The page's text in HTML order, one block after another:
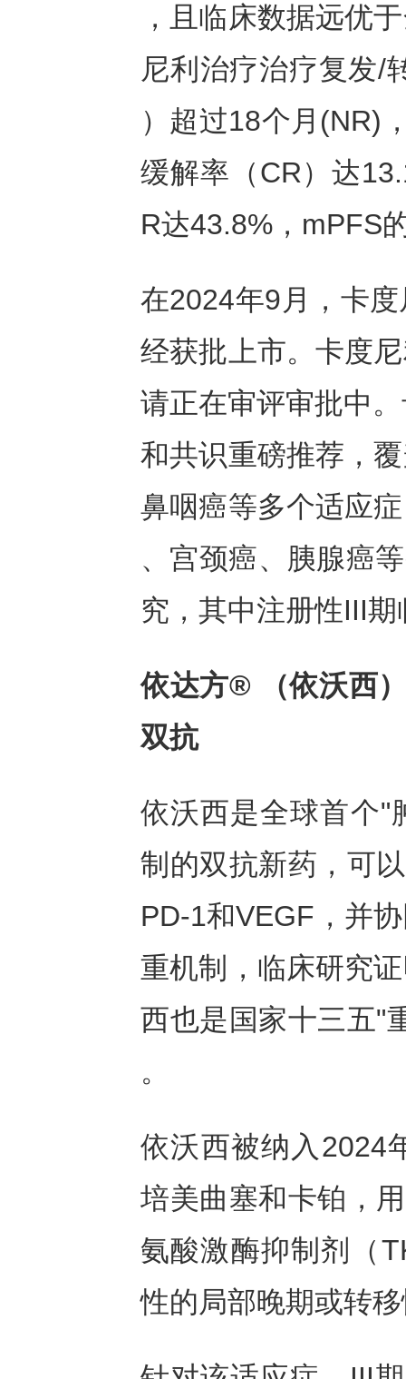
，且临床数据远优
尼利治疗治疗复发/
）超过18个月(NR)
缓解率（CR）达
R达43.8%，mPFS
在2024年9月，卡
经获批上市。卡度
请正在审评审批中
和共识重磅推荐，
鼻咽癌等多个适应
、宫颈癌、胰腺癌
究，其中注册性III
依达方®
（依沃西
双抗
依沃西是全球首个"
制的双抗新药，可
PD-1和VEGF，并
重机制，临床研究
西也是国家十三五"
。
依沃西被纳入2024
培美曲塞和卡铂，
氨酸激酶抑制剂（
性的局部晚期或转